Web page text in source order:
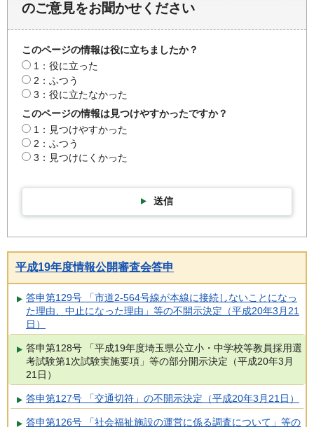
のご意見をお聞かせください
このページの情報は役に立ちましたか？
1：役に立った
2：ふつう
3：役に立たなかった
このページの情報は見つけやすかったですか？
1：見つけやすかった
2：ふつう
3：見つけにくかった
送信
平成19年度情報公開審査会答申
答申第129号 「市道2-564号線が本線に接続しないことになっ
た理由、中止になった理由」等の不開示決定（平成20年3月21
日）
答申第128号 「平成19年度埼玉県公立小・中学校等教員採用選
考試験第1次試験実施要項」等の部分開示決定（平成20年3月
21日）
答申第127号 「交通切符」の不開示決定（平成20年3月21日）
答申第126号 「社会福祉施設の運営に係る調査について」等の